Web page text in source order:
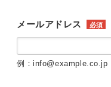
メールアドレス 必須
例：info@example.co.jp